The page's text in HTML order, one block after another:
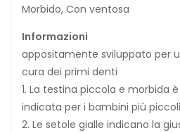
Morbido, Con ventosa
Informazioni
appositamente sviluppato per
cura dei primi denti
1. La testina piccola e morbida
indicata per i bambini più piccoli
2. Le setole gialle indicano la